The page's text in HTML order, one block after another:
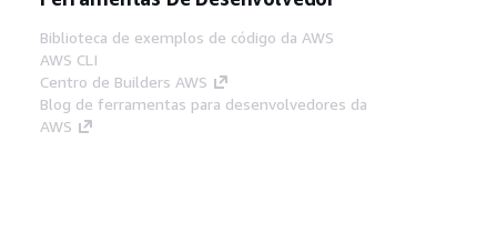
Biblioteca de exemplos de código da AWS
AWS CLI
Centro de Builders AWS
Blog de ferramentas para desenvolvedores da
AWS